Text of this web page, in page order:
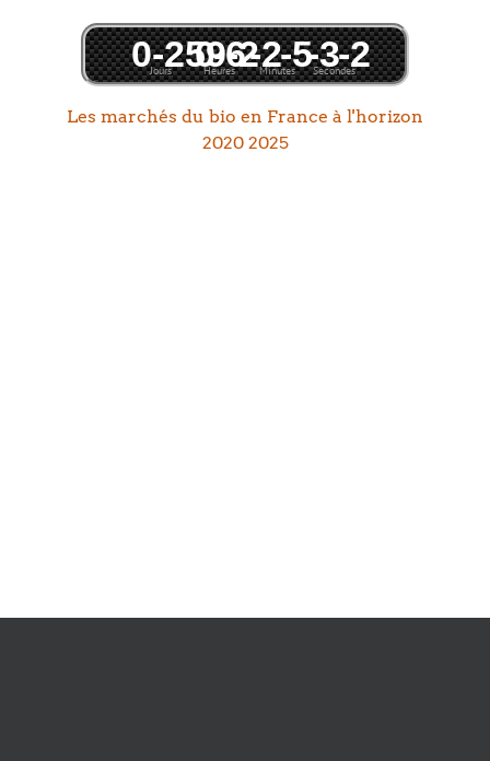
Jours
0-259-2
Heures
0-6 Minutes
-2-5Secondes
-3-2
Les marchés du bio en France à l'horizon
2020 2025